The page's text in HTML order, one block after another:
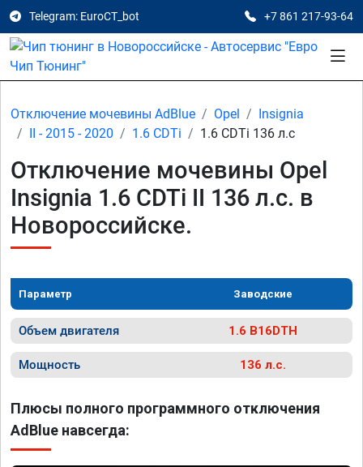
Telegram: EuroCT_bot +7 861 217-93-64
Отключение мочевины AdBlue Opel
Insignia
II - 2015 - 2020
1.6 CDTi 1.6 CDTi 136 л.с
Отключение мочевины Opel
Insignia 1.6 CDTi II 136 л.с. в
Новороссийске.
Параметр Заводские
Объем двигателя 1.6 B16DTH
Мощность 136 л.с.
Плюсы полного программного отключения
AdBlue навсегда: